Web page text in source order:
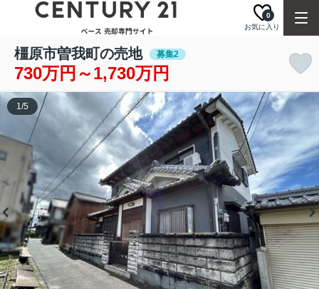
お気に入り
0
橿原市曽我町の売地 募集2
730万円～1,730万円
1/5